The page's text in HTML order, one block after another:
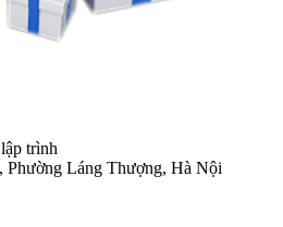
trình
Phường Láng Thượng, Hà Nội